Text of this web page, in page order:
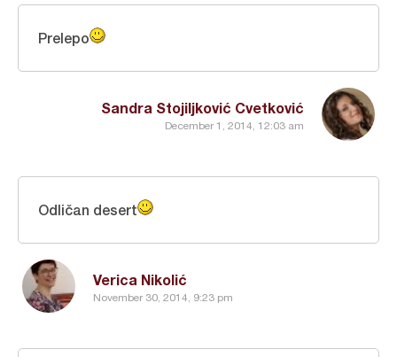
Sandra Stojiljković Cvetković
December 1, 2014, 12:03 am
Prelepo
Verica Nikolić
November 30, 2014, 9:23 pm
Odličan desert